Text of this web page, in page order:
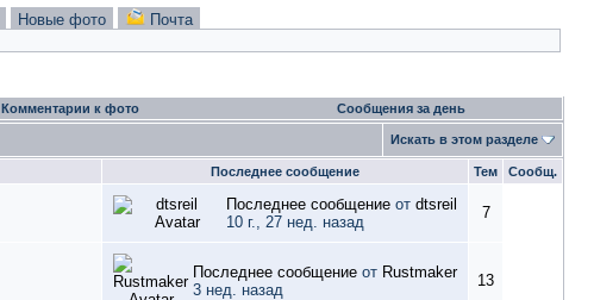
Новые фото Почта
Комментарии к фото Сообщения за день
Искать в этом разделе
Последнее сообщение Тем Сообщ.
Последнее сообщение от dtsreil
10 г., 27 нед. назад
7
Последнее сообщение от Rustmaker
3 нед. назад
13